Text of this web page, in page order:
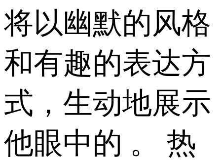
将以幽默的风格
和有趣的表达方
式，生动地展示
他眼中的 。 热